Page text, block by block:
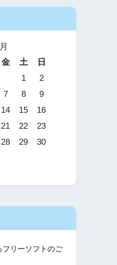
金 土
日
1
2
7 8
9
14 15
16
21 22
23
28 29
30
リーソフトのご